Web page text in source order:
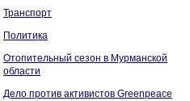
Транспорт
Политика
Отопительный сезон в Мурманской
области
Дело против активистов Greenpeace